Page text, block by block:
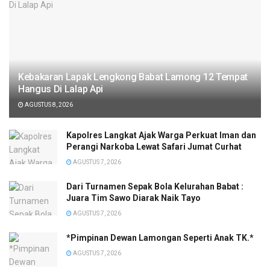
Kebakaran Lapak Lengkong Babat Lamong 12 Tempat
Hangus Di Lalap Api
AGUSTUS 8, 2026
Kapolres Langkat Ajak Warga Perkuat Iman dan
Perangi Narkoba Lewat Safari Jumat Curhat
AGUSTUS 7, 2026
Dari Turnamen Sepak Bola Kelurahan Babat :
Juara Tim Sawo Diarak Naik Tayo
AGUSTUS 7, 2026
*Pimpinan Dewan Lamongan Seperti Anak TK.*
AGUSTUS 7, 2026